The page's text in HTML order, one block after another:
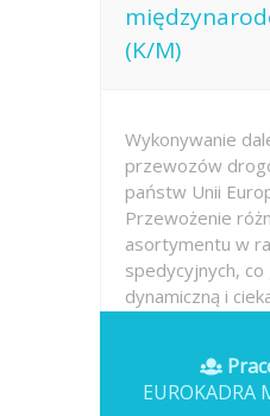
(K/M)
Wykonywanie
przewozów
państw Unii
Przewożenie
asortymentu w
spedycyjnych,
dynamiczną i
EUROKADRA